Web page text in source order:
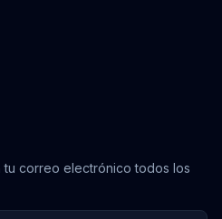
tu correo electrónico todos los